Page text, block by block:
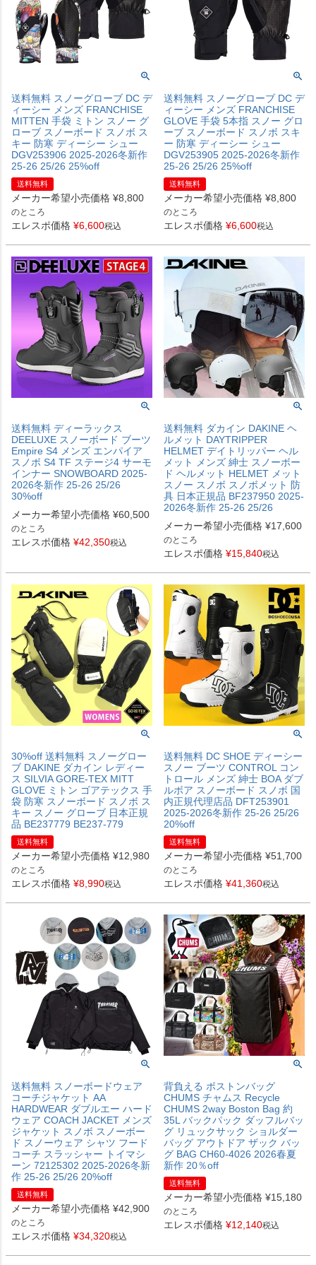
送料無料 スノーグローブ DC デ
ィーシー メンズ FRANCHISE
MITTEN 手袋 ミトン スノー グ
ローブ スノーボード スノボ ス
キー 防寒 ディーシー シュー
DGV253906 2025-2026冬新作
25-26 25/26 25%off
送料無料
メーカー希望小売価格 ¥8,800
のところ
エレスポ価格 ¥6,600税込
送料無料 スノーグローブ DC デ
ィーシー メンズ FRANCHISE
GLOVE 手袋 5本指 スノー グロ
ーブ スノーボード スノボ スキ
ー 防寒 ディーシー シュー
DGV253905 2025-2026冬新作
25-26 25/26 25%off
送料無料
メーカー希望小売価格 ¥8,800
のところ
エレスポ価格 ¥6,600税込
送料無料 ディーラックス
DEELUXE スノーボード ブーツ
Empire S4 メンズ エンパイア
スノボ S4 TF ステージ4 サーモ
インナー SNOWBOARD 2025-
2026冬新作 25-26 25/26
30%off
メーカー希望小売価格 ¥60,500
のところ
エレスポ価格 ¥42,350税込
送料無料 ダカイン DAKINE ヘ
ルメット DAYTRIPPER
HELMET デイトリッパー ヘル
メット メンズ 紳士 スノーボー
ド ヘルメット HELMET メット
スノー スノボ スノボメット 防
具 日本正規品 BF237950 2025-
2026冬新作 25-26 25/26
メーカー希望小売価格 ¥17,600
のところ
エレスポ価格 ¥15,840税込
30%off 送料無料 スノーグロー
ブ DAKINE ダカイン レディー
ス SILVIA GORE-TEX MITT
GLOVE ミトン ゴアテックス 手
袋 防寒 スノーボード スノボ ス
キー スノー グローブ 日本正規
品 BE237779 BE237-779
送料無料
メーカー希望小売価格 ¥12,980
のところ
エレスポ価格 ¥8,990税込
送料無料 DC SHOE ディーシー
スノー ブーツ CONTROL コン
トロール メンズ 紳士 BOA ダブ
ルボア スノーボード スノボ 国
内正規代理店品 DFT253901
2025-2026冬新作 25-26 25/26
20%off
送料無料
メーカー希望小売価格 ¥51,700
のところ
エレスポ価格 ¥41,360税込
送料無料 スノーボードウェア
コーチジャケット AA
HARDWEAR ダブルエー ハード
ウェア COACH JACKET メンズ
ジャケット スノボ スノーボー
ド スノーウェア シャツ フード
コーチ スラッシャー トイマシ
ーン 72125302 2025-2026冬新
作 25-26 25/26 20%off
送料無料
メーカー希望小売価格 ¥42,900
のところ
エレスポ価格 ¥34,320税込
背負える ボストンバッグ
CHUMS チャムス Recycle
CHUMS 2way Boston Bag 約
35L バックパック ダッフルバッ
グ リュックサック ショルダー
バッグ アウトドア ザック バッ
グ BAG CH60-4026 2026春夏
新作 20％off
送料無料
メーカー希望小売価格 ¥15,180
のところ
エレスポ価格 ¥12,140税込